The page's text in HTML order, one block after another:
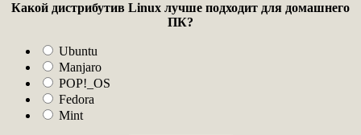
Какой дистрибутив Linux лучше подходит для домашнего
ПК?
Ubuntu
Manjaro
POP!_OS
Fedora
Mint